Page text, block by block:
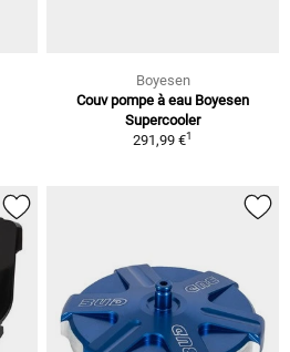
Boyesen
Couv pompe à eau Boyesen
Supercooler
291,99 €1